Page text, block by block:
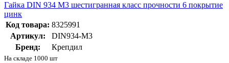
Гайка DIN 934 М3 шестигранная класс прочности 6 покрытие
цинк
Код товара: 8325991
Артикул:
DIN934-М3
Бренд:
Крепдил
На складе 1000 шт